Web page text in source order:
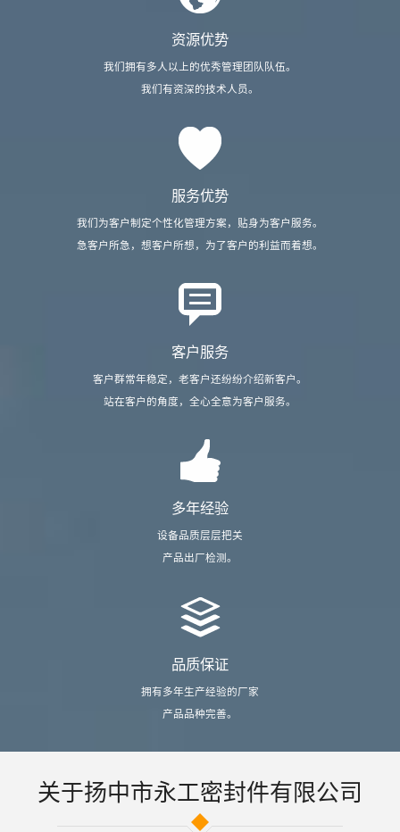
资源优势
我们拥有多人以上的优秀管理团队队伍。
我们有资深的技术人员。
服务优势
我们为客户制定个性化管理方案，贴身为客户服务。
急客户所急，想客户所想，为了客户的利益而着想。
客户服务
客户群常年稳定，老客户还纷纷介绍新客户。
站在客户的角度，全心全意为客户服务。
多年经验
设备品质层层把关
产品出厂检测。
品质保证
拥有多年生产经验的厂家
产品品种完善。
关于扬中市永工密封件有限公司